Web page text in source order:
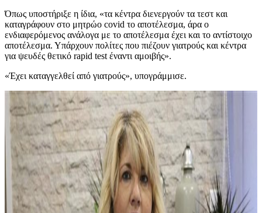
Όπως υποστήριξε η ίδια, «τα κέντρα διενεργούν τα τεστ και
καταγράφουν στο μητρώο covid το αποτέλεσμα, άρα ο
ενδιαφερόμενος ανάλογα με το αποτέλεσμα έχει και το αντίστοιχο
αποτέλεσμα. Υπάρχουν πολίτες που πιέζουν γιατρούς και κέντρα
για ψευδές θετικό rapid test έναντι αμοιβής».
«Έχει καταγγελθεί από γιατρούς», υπογράμμισε.